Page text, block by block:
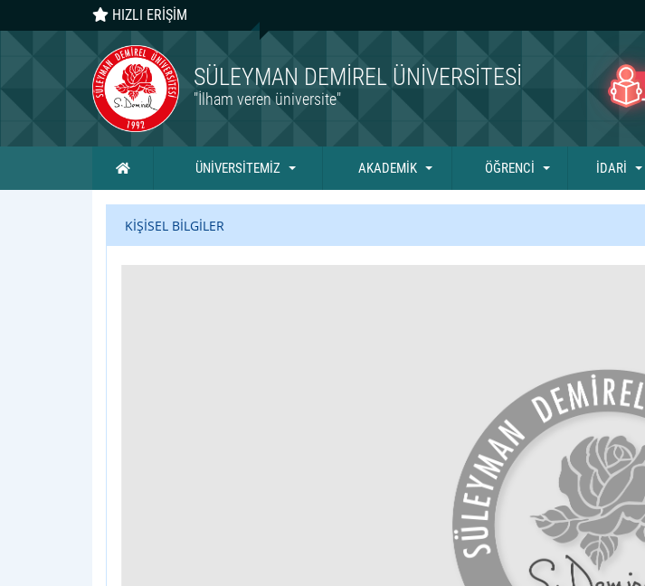
HIZLI ERİŞİM
SÜLEYMAN DEMIREL ÜNIVERSITESI
"İlham veren üniversite"
Ana Sayfa ÜNİVERSİTEMİZ AKADEMİK ÖĞRENCİ İDARİ
KİŞİSEL BİLGİLER